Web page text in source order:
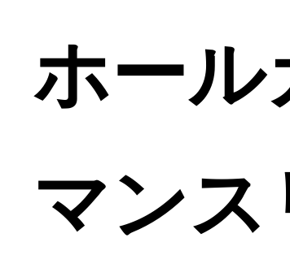
ホール
マン